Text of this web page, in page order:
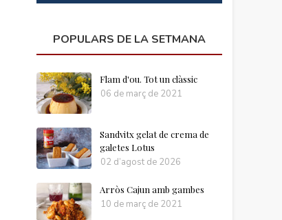
POPULARS DE LA SETMANA
Flam d'ou. Tot un clàssic
06 de març de 2021
Sandvitx gelat de crema de
galetes Lotus
02 d’agost de 2026
Arròs Cajun amb gambes
10 de març de 2021